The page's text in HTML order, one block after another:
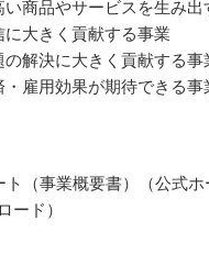
い商品やサービスを生み出
に大きく貢献する事業
の解決に大きく貢献する事
・雇用効果が期待できる事
ト（事業概要書）（公式ホ
ード）